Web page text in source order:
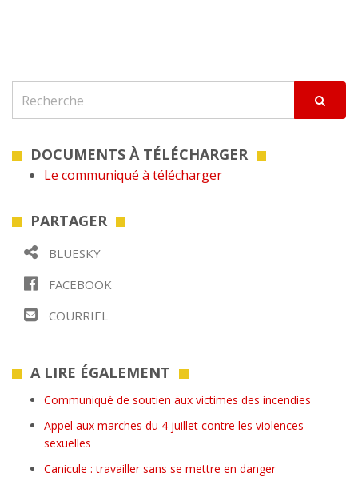
DOCUMENTS À TÉLÉCHARGER
Le communiqué à télécharger
PARTAGER
BLUESKY
FACEBOOK
COURRIEL
A LIRE ÉGALEMENT
Communiqué de soutien aux victimes des incendies
Appel aux marches du 4 juillet contre les violences
sexuelles
Canicule : travailler sans se mettre en danger